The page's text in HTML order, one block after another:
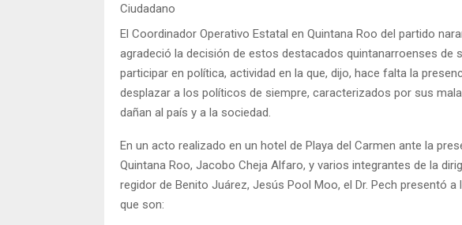
Ciudadano
El Coordinador Operativo Estatal en Quintana Roo del partido
agradeció la decisión de estos destacados quintanarroenses de
participar en política, actividad en la que, dijo, hace falta la
desplazar a los políticos de siempre, caracterizados por sus
dañan al país y a la sociedad.
En un acto realizado en un hotel de Playa del Carmen ante la
Quintana Roo, Jacobo Cheja Alfaro, y varios integrantes de la
regidor de Benito Juárez, Jesús Pool Moo, el Dr. Pech presentó
que son: